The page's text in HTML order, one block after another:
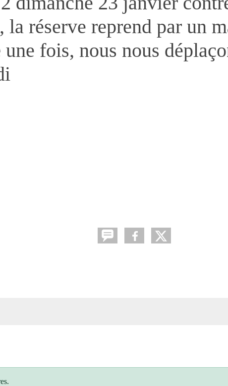
la réserve reprend par un
fois, nous nous